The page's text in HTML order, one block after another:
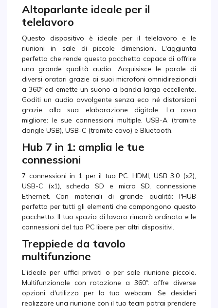
Altoparlante ideale per il
telelavoro
Questo dispositivo è ideale per il telelavoro e le
riunioni in sale di piccole dimensioni. L'aggiunta
perfetta che rende questo pacchetto capace di offrire
una grande qualità audio. Acquisisce le parole di
diversi oratori grazie ai suoi microfoni omnidirezionali
a 360º ed emette un suono a banda larga eccellente.
Goditi un audio avvolgente senza eco né distorsioni
grazie alla sua elaborazione digitale. La cosa
migliore: le sue connessioni multiple. USB-A (tramite
dongle USB), USB-C (tramite cavo) e Bluetooth.
Hub 7 in 1: amplia le tue
connessioni
7 connessioni in 1 per il tuo PC: HDMI, USB 3.0 (x2),
USB-C (x1), scheda SD e micro SD, connessione
Ethernet. Con materiali di grande qualità: l'HUB
perfetto per tutti gli elementi che compongono questo
pacchetto. Il tuo spazio di lavoro rimarrà ordinato e le
connessioni del tuo PC libere per altri dispositivi.
Treppiede da tavolo
multifunzione
L'ideale per uffici privati o per sale riunione piccole.
Multifunzionale con rotazione a 360º: offre diverse
opzioni d'utilizzo per la tua webcam. Se desideri
realizzare una riunione con il tuo team potrai prendere